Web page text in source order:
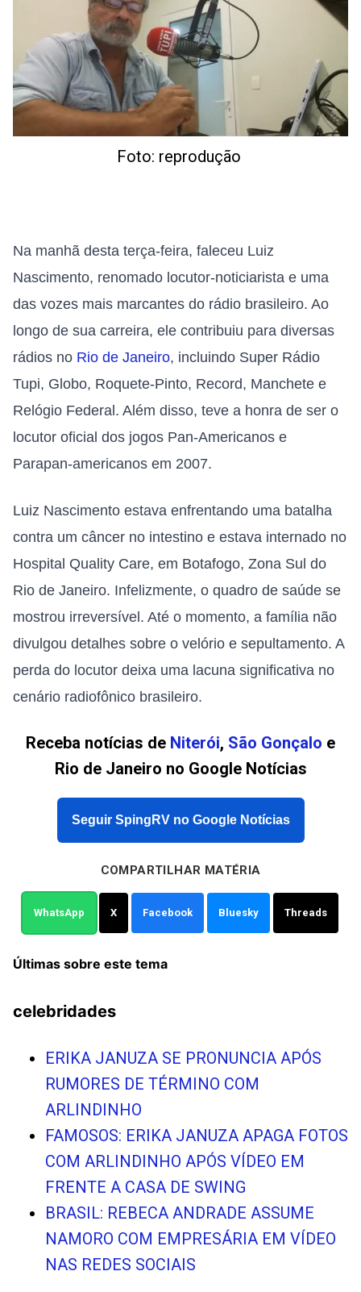
Foto: reprodução
Na manhã desta terça-feira, faleceu Luiz
Nascimento, renomado locutor-noticiarista e uma
das vozes mais marcantes do rádio brasileiro. Ao
longo de sua carreira, ele contribuiu para diversas
rádios no Rio de Janeiro, incluindo Super Rádio
Tupi, Globo, Roquete-Pinto, Record, Manchete e
Relógio Federal. Além disso, teve a honra de ser o
locutor oficial dos jogos Pan-Americanos e
Parapan-americanos em 2007.
Luiz Nascimento estava enfrentando uma batalha
contra um câncer no intestino e estava internado no
Hospital Quality Care, em Botafogo, Zona Sul do
Rio de Janeiro. Infelizmente, o quadro de saúde se
mostrou irreversível. Até o momento, a família não
divulgou detalhes sobre o velório e sepultamento. A
perda do locutor deixa uma lacuna significativa no
cenário radiofônico brasileiro.
Receba notícias de Niterói, São Gonçalo e
Rio de Janeiro no Google Notícias
Seguir SpingRV no Google Notícias
COMPARTILHAR MATÉRIA
WhatsApp X Facebook Bluesky Threads
Últimas sobre este tema
celebridades
ERIKA JANUZA SE PRONUNCIA APÓS
RUMORES DE TÉRMINO COM
ARLINDINHO
FAMOSOS: ERIKA JANUZA APAGA FOTOS
COM ARLINDINHO APÓS VÍDEO EM
FRENTE A CASA DE SWING
BRASIL: REBECA ANDRADE ASSUME
NAMORO COM EMPRESÁRIA EM VÍDEO
NAS REDES SOCIAIS